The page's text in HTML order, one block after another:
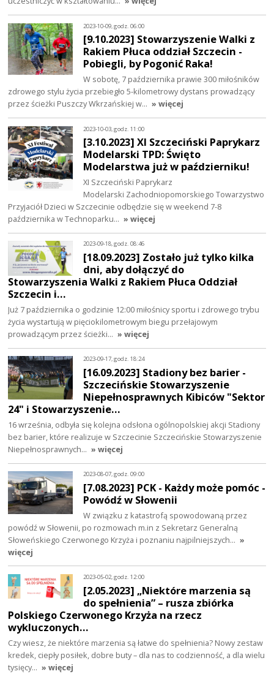
2023-10-09, godz. 06:00
[9.10.2023] Stowarzyszenie Walki z
Rakiem Płuca oddział Szczecin -
Pobiegli, by Pogonić Raka!
W sobotę, 7 października prawie 300 miłośników
zdrowego stylu życia przebiegło 5-kilometrowy dystans prowadzący
przez ścieżki Puszczy Wkrzańskiej w… » więcej
2023-10-03, godz. 11:00
[3.10.2023] XI Szczeciński Paprykarz
Modelarski TPD: Święto
Modelarstwa już w październiku!
XI Szczeciński Paprykarz
Modelarski Zachodniopomorskiego Towarzystwo
Przyjaciół Dzieci w Szczecinie odbędzie się w weekend 7-8
października w Technoparku… » więcej
2023-09-18, godz. 08:46
[18.09.2023] Zostało już tylko kilka
dni, aby dołączyć do
Stowarzyszenia Walki z Rakiem Płuca Oddział
Szczecin i…
Już 7 października o godzinie 12:00 miłośnicy sportu i zdrowego trybu
życia wystartują w pięciokilometrowym biegu przełajowym
prowadzącym przez ścieżki… » więcej
2023-09-17, godz. 18:24
[16.09.2023] Stadiony bez barier -
Szczecińskie Stowarzyszenie
Niepełnosprawnych Kibiców "Sektor
24" i Stowarzyszenie…
16 września, odbyła się kolejna odsłona ogólnopolskiej akcji Stadiony
bez barier, które realizuje w Szczecinie Szczecińskie Stowarzyszenie
Niepełnosprawnych… » więcej
2023-08-07, godz. 09:00
[7.08.2023] PCK - Każdy może pomóc -
Powódź w Słowenii
W związku z katastrofą spowodowaną przez
powódź w Słowenii, po rozmowach m.in z Sekretarz Generalną
Słoweńskiego Czerwonego Krzyża i poznaniu najpilniejszych… »
więcej
2023-05-02, godz. 12:00
[2.05.2023] „Niektóre marzenia są
do spełnienia” – rusza zbiórka
Polskiego Czerwonego Krzyża na rzecz
wykluczonych…
Czy wiesz, że niektóre marzenia są łatwe do spełnienia? Nowy zestaw
kredek, ciepły posiłek, dobre buty – dla nas to codzienność, a dla wielu
tysięcy… » więcej